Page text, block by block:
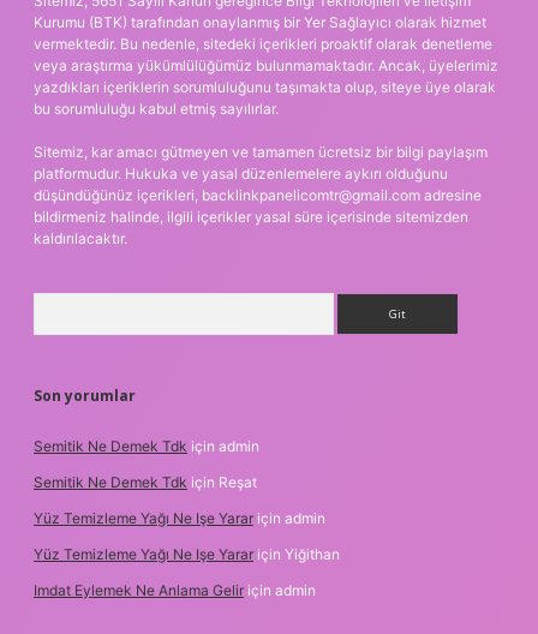
Kurumu (BTK) tarafından onaylanmış bir Yer Sağlayıcı olarak hizmet
vermektedir. Bu nedenle, sitedeki içerikleri proaktif olarak denetleme
veya araştırma yükümlülüğümüz bulunmamaktadır. Ancak, üyelerimiz
yazdıkları içeriklerin sorumluluğunu taşımakta olup, siteye üye olarak
bu sorumluluğu kabul etmiş sayılırlar.
Sitemiz, kar amacı gütmeyen ve tamamen ücretsiz bir bilgi paylaşım
platformudur. Hukuka ve yasal düzenlemelere aykırı olduğunu
düşündüğünüz içerikleri, backlinkpanelicomtr@gmail.com adresine
bildirmeniz halinde, ilgili içerikler yasal süre içerisinde sitemizden
kaldırılacaktır.
Son yorumlar
Semitik Ne Demek Tdk için admin
Semitik Ne Demek Tdk için Reşat
Yüz Temizleme Yağı Ne Işe Yarar için admin
Yüz Temizleme Yağı Ne Işe Yarar için Yiğithan
Imdat Eylemek Ne Anlama Gelir için admin